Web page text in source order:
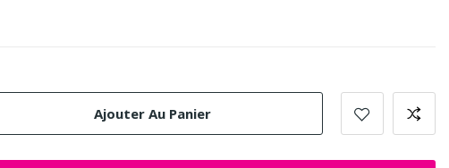
Ajouter Au Panier